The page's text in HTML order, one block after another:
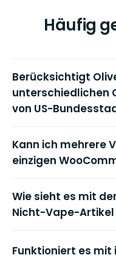
Häufig
Berücksichtigt
unterschiedlichen
von US-
Kann ich mehrere
einzigen
Wie sieht es mit
Nicht-Vape-
Funktioniert es